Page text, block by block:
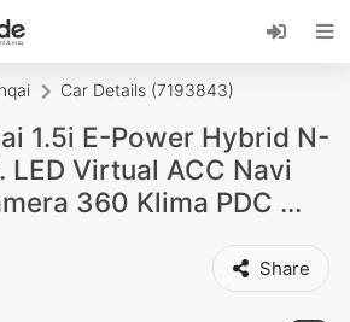
web eCarsTrade, ajoutez-
et recevez des mises
Car Details (7193843)
1.5i E-Power Hybrid N-
LED Virtual ACC Navi
360 Klima PDC ...
Share